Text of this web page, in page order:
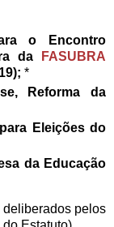
o Encontro
da
FASUBRA
*
Reforma da
Eleições do
da Educação
pelos